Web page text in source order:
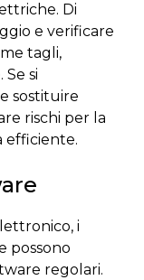
Di
e verificare
tagli,
si
sostituire
rischi per la
efficiente.
i
possono
regolari.